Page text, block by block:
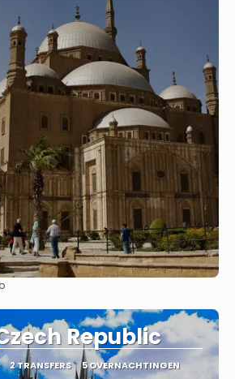
Republic
2 TRANSFERS 5 OVERNACHTINGEN